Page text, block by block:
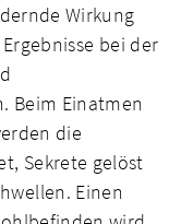
Wirkung
bei der
Beim Einatmen
die
Sekrete gelöst
Einen